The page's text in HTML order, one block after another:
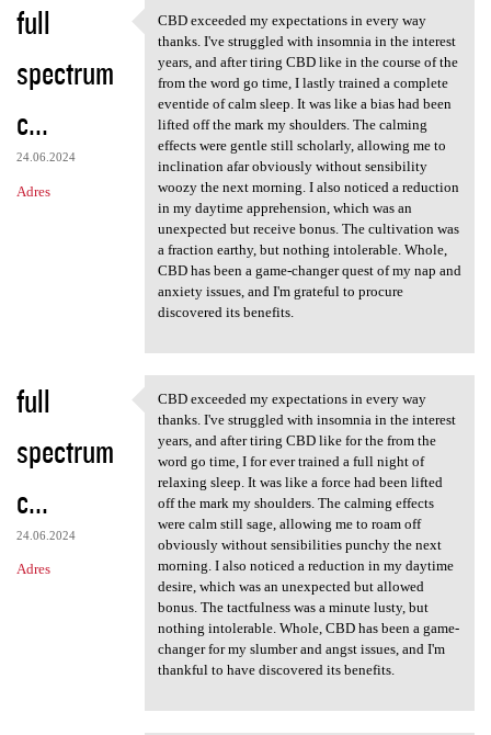
full
spectrum
c...
24.06.2024
Adres
CBD exceeded my expectations
CBD exceeded my expectations in every way
thanks. I've struggled with insomnia in the interest
years, and after tiring CBD like in the course of the
from the word go time, I lastly trained a complete
eventide of calm sleep. It was like a bias had been
lifted off the mark my shoulders. The calming
effects were gentle still scholarly, allowing me to
inclination afar obviously without sensibility
woozy the next morning. I also noticed a reduction
in my daytime apprehension, which was an
unexpected but receive bonus. The cultivation was
a fraction earthy, but nothing intolerable. Whole,
CBD has been a game-changer quest of my nap and
anxiety issues, and I'm grateful to procure
discovered its benefits.
full
spectrum
c...
24.06.2024
Adres
CBD exceeded my expectations
CBD exceeded my expectations in every way
thanks. I've struggled with insomnia in the interest
years, and after tiring CBD like for the from the
word go time, I for ever trained a full night of
relaxing sleep. It was like a force had been lifted
off the mark my shoulders. The calming effects
were calm still sage, allowing me to roam off
obviously without sensibilities punchy the next
morning. I also noticed a reduction in my daytime
desire, which was an unexpected but allowed
bonus. The tactfulness was a minute lusty, but
nothing intolerable. Whole, CBD has been a game-
changer for my slumber and angst issues, and I'm
thankful to have discovered its benefits.